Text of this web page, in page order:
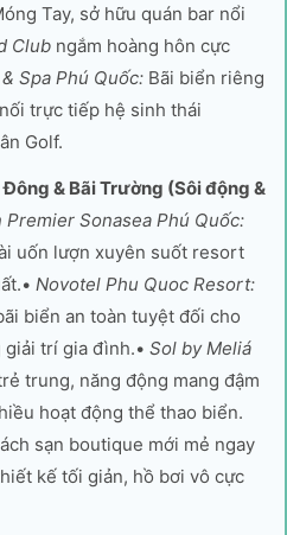
Tay, sở hữu quán bar nổi
Club ngắm hoàng hôn cực
Spa Phú Quốc: Bãi biển riêng
trực tiếp hệ sinh thái
Golf.
& Bãi Trường (Sôi động &
Premier Sonasea Phú Quốc:
uốn lượn xuyên suốt resort
Novotel Phu Quoc Resort:
biển an toàn tuyệt đối cho
trí gia đình.• Sol by Meliá
trung, năng động mang đậm
hoạt động thể thao biển.
sạn boutique mới mẻ ngay
kế tối giản, hồ bơi vô cực